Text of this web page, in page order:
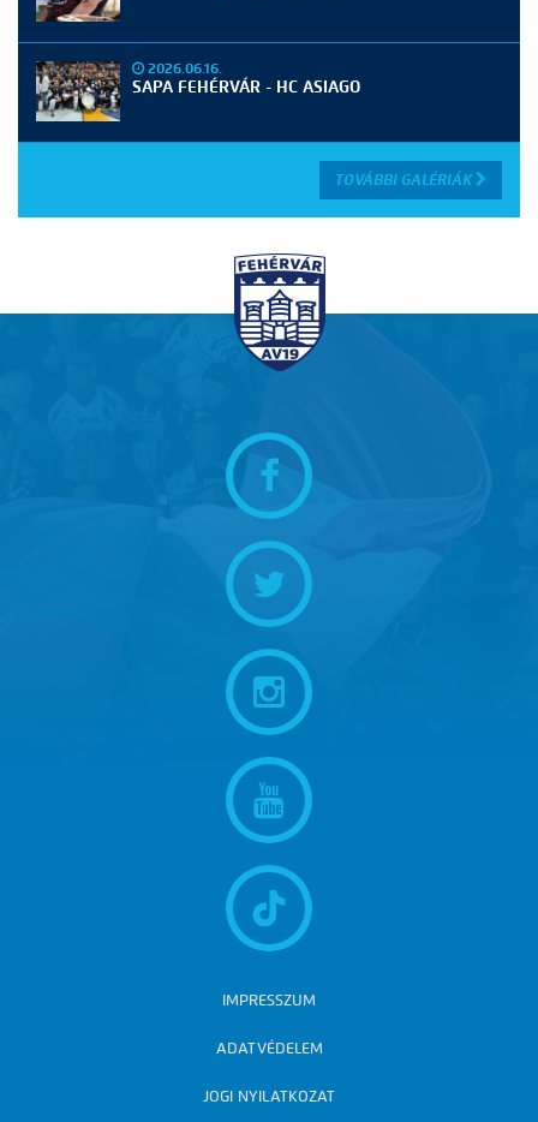
2026.06.16.
SAPA FEHÉRVÁR - HC ASIAGO
TOVÁBBI GALÉRIÁK
IMPRESSZUM
ADATVÉDELEM
JOGI NYILATKOZAT